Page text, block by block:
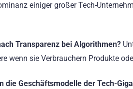
einiger großer Tech-
Transparenz bei Algorithmen?
wenn sie Verbrauchern Produkte
die Geschäftsmodelle der Tech-